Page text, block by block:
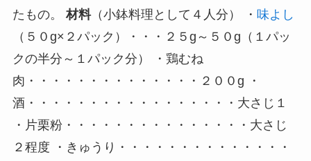
たもの。材料（小鉢料理として４人分） ・ 味よし
（５０g×２パック）・・・２５g～５０g（１パッ
クの半分～１パック分） ・鶏むね
肉・・・・・・・・・・・・・・２００g ・
酒・・・・・・・・・・・・・・・・・大さじ１
・片栗粉・・・・・・・・・・・・・・・大さじ
２程度 ・きゅうり・・・・・・・・・・・・・・